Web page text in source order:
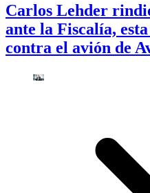
Carlos Lehder
ante la Fiscalía,
contra el avión de